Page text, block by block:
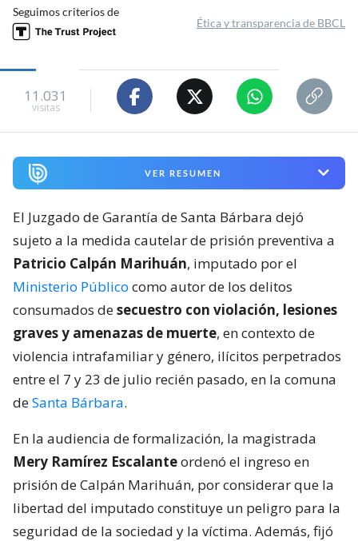
Seguimos criterios de
Ética y transparencia de BBCL
11.031
visitas
VER RESUMEN
El Juzgado de Garantía de Santa Bárbara dejó
sujeto a la medida cautelar de prisión preventiva a
Patricio Calpán Marihuán, imputado por el
Ministerio Público como autor de los delitos
consumados desecuestro con violación, lesiones
graves y amenazas de muerte, en contexto de
violencia intrafamiliar y género, ilícitos perpetrados
entre el 7 y 23 de julio recién pasado, en la comuna
deSanta Bárbara.
En la audiencia de formalización, la magistrada
Mery Ramírez Escalanteordenó el ingreso en
prisión de Calpán Marihuán, por considerar que la
libertad del imputado constituye un peligro para la
seguridad de la sociedad y la víctima. Además, fijó